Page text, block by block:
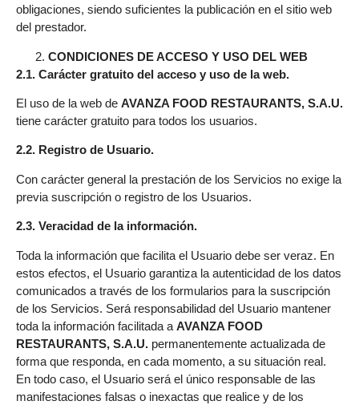
obligaciones, siendo suficientes la publicación en el sitio web
del prestador.
CONDICIONES DE ACCESO Y USO DEL WEB
2.1. Carácter gratuito del acceso y uso de la web.
El uso de la web de AVANZA FOOD RESTAURANTS, S.A.U.
tiene carácter gratuito para todos los usuarios.
2.2. Registro de Usuario.
Con carácter general la prestación de los Servicios no exige la
previa suscripción o registro de los Usuarios.
2.3. Veracidad de la información.
Toda la información que facilita el Usuario debe ser veraz. En
estos efectos, el Usuario garantiza la autenticidad de los datos
comunicados a través de los formularios para la suscripción
de los Servicios. Será responsabilidad del Usuario mantener
toda la información facilitada a AVANZA FOOD
RESTAURANTS, S.A.U. permanentemente actualizada de
forma que responda, en cada momento, a su situación real.
En todo caso, el Usuario será el único responsable de las
manifestaciones falsas o inexactas que realice y de los